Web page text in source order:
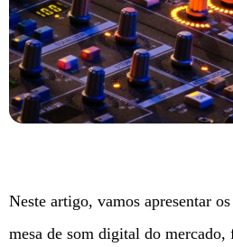
Neste artigo, vamos apresentar
mesa de som digital do mercado,